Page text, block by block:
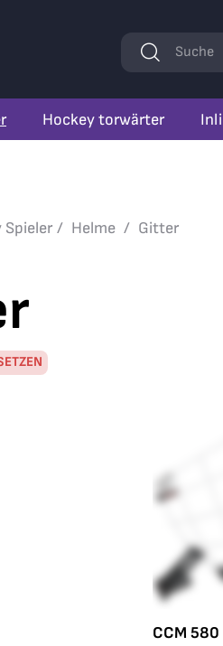
Hockey torwärter
Stichwörter
Suchen
Spieler Helme Gitter
CCM 580